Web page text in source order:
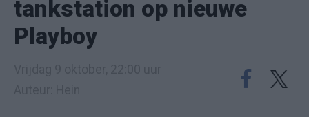
tankstation op nieuwe
Playboy